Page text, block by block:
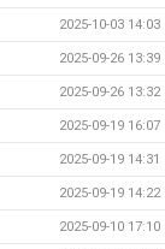
2025-10-03 14:03
2025-09-26 13:39
2025-09-26 13:32
2025-09-19 16:07
2025-09-19 14:31
2025-09-19 14:22
2025-09-10 17:10